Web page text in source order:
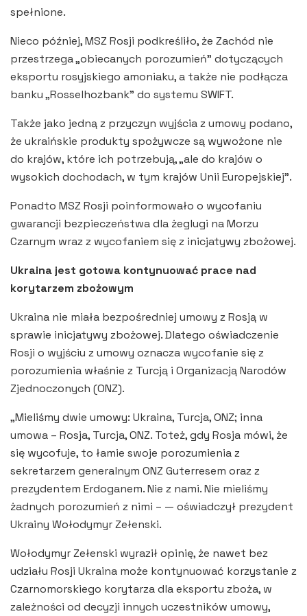
spełnione.
Nieco później, MSZ Rosji podkreśliło, że Zachód nie
przestrzega „obiecanych porozumień” dotyczących
eksportu rosyjskiego amoniaku, a także nie podłącza
banku „Rosselhozbank” do systemu SWIFT.
Także jako jedną z przyczyn wyjścia z umowy podano,
że ukraińskie produkty spożywcze są wywożone nie
do krajów, które ich potrzebują, „ale do krajów o
wysokich dochodach, w tym krajów Unii Europejskiej”.
Ponadto MSZ Rosji poinformowało o wycofaniu
gwarancji bezpieczeństwa dla żeglugi na Morzu
Czarnym wraz z wycofaniem się z inicjatywy zbożowej.
Ukraina jest gotowa kontynuować prace nad
korytarzem zbożowym
Ukraina nie miała bezpośredniej umowy z Rosją w
sprawie inicjatywy zbożowej. Dlatego oświadczenie
Rosji o wyjściu z umowy oznacza wycofanie się z
porozumienia właśnie z Turcją i Organizacją Narodów
Zjednoczonych (ONZ).
„Mieliśmy dwie umowy: Ukraina, Turcja, ONZ; inna
umowa – Rosja, Turcja, ONZ. Toteż, gdy Rosja mówi, że
się wycofuje, to łamie swoje porozumienia z
sekretarzem generalnym ONZ Guterresem oraz z
prezydentem Erdoganem. Nie z nami. Nie mieliśmy
żadnych porozumień z nimi – — oświadczył prezydent
Ukrainy Wołodymyr Zełenski.
Wołodymyr Zełenski wyraził opinię, że nawet bez
udziału Rosji Ukraina może kontynuować korzystanie z
Czarnomorskiego korytarza dla eksportu zboża, w
zależności od decyzji innych uczestników umowy,